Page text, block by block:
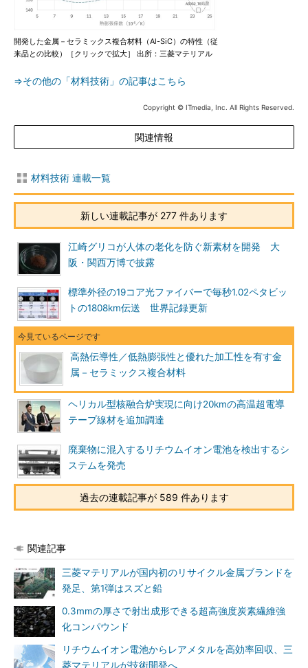
開発した金属－セラミックス複合材料（Al-SiC）の特性（従
来品との比較）［クリックで拡大］ 出所：三菱マテリアル
⇒その他の「材料技術」の記事はこちら
Copyright © ITmedia, Inc. All Rights Reserved.
関連情報
材料技術 連載一覧
新しい連載記事が 277 件あります
江崎グリコが人体の老化を防ぐ新素材を開発 大
阪・関西万博で披露
標準外径の19コア光ファイバーで毎秒1.02ペタビッ
トの1808km伝送 世界記録更新
高熱伝導性／低熱膨張性と優れた加工性を有す金
属－セラミックス複合材料
ヘリカル型核融合炉実現に向け20kmの高温超電導
テープ線材を追加調達
廃棄物に混入するリチウムイオン電池を検出するシ
ステムを発売
過去の連載記事が 589 件あります
関連記事
三菱マテリアルが国内初のリサイクル金属ブランドを
発足、第1弾はスズと鉛
0.3mmの厚さで射出成形できる超高強度炭素繊維強
化コンパウンド
リチウムイオン電池からレアメタルを高効率回収、三
菱マテリアルが技術開発へ